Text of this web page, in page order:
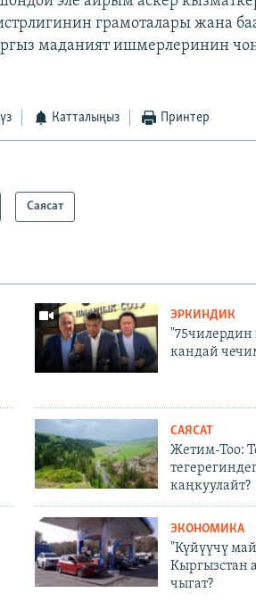
грамоталары жана
маданият ишмерлеринин
Катталыңыз Принтер
Саясат
ЭРКИНДИК
"75чилердин
кандай
САЯСАТ
Жетим-Тоо:
каңкуулайт?
ЭКОНОМИКА
"Күйүүчү
Кыргызстан
чыгат?